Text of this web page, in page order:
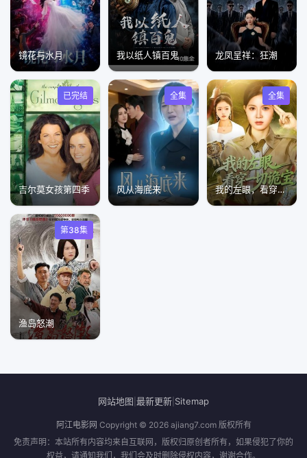
镜花与水月 我以纸人镇百鬼 龙凤呈祥：狂潮
已完结
吉尔莫女孩第四季
全集
风从海底来
全集
我的左眼，看穿一切诡宝
第38集
渔岛怒潮
网站地图 最新更新 Sitemap
阿江电影网 Copyright © 2026 ajiang7.com 版权所有
免责声明：本站所有内容均来自互联网，版权归原创者所有，如果侵犯了你的
权益，请通知我们，我们会及时删除侵权内容，谢谢合作。